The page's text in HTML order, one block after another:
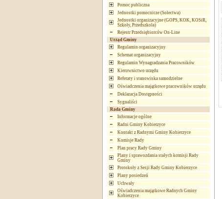
Pomoc publiczna
Jednostki pomocnicze (Sołectwa)
Jednostki organizacyjne (GOPS, KOK, KOSiR,
Szkoły, Przedszkola)
Rejestr Przedsiębiorców On-Line
Urząd Gminy
Regulamin organizacyjny
Schemat organizacyjny
Regulamin Wynagradzania Pracowników
Kierownictwo urzędu
Referaty i stanowiska samodzielne
Oświadczenia majątkowe pracowników urzędu
Deklaracja Dostępności
Sygnaliści
Rada Gminy
Informacje ogólne
Radni Gminy Kobierzyce
Kontakt z Radnymi Gminy Kobierzyce
Komisje Rady
Plan pracy Rady Gminy
Plany i sprawozdania stałych komisji Rady
Gminy
Protokoły z Sesji Rady Gminy Kobierzyce
Plany posiedzeń
Uchwały
Oświadczenia majątkowe Radnych Gminy
Kobierzyce